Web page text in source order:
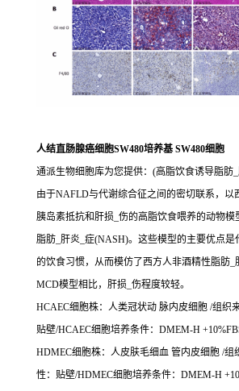
人结直肠腺癌细胞SW480培养基 SW480细胞
通派生物细胞库为您提供：(高脂饮食诱导脂肪
由于NAFLD与代谢综合征之间的密切联系，以
胰岛素抵抗和肝损_伤的高脂饮食喂养的动物模
脂肪_肝炎_症(NASH)。这些模型的主要优点
的饮食习惯，从而模仿了西方人非酒精性脂肪_
MCD模型相比，肝损_伤程度较轻。
HCAEC细胞株：人类冠状动 脉内皮细胞 /组织
贴壁/HCAEC细胞培养条件：DMEM-H
HDMEC细胞株：人皮肤毛细血 管内皮细胞 /组
性：贴壁/HDMEC细胞培养条件：DMEM-H